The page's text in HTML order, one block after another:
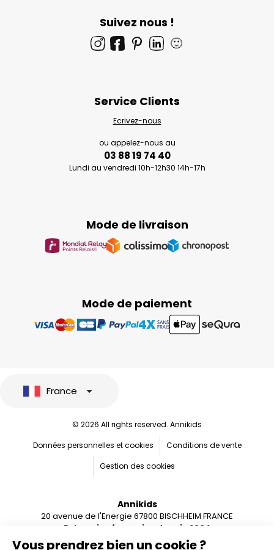
Suivez nous !
🙂
Mode de paiement
Mode de livraison
Service Clients
Ecrivez-nous
ou appelez-nous au
03 88 19 74 40
Lundi au vendredi 10h-12h30 14h-17h
Vous prendrez bien un cookie ?
France
© 2026 All rights reserved. Annikids
Données personnelles et cookies
Conditions de vente
Gestion des cookies
Annikids
20 avenue de l'Energie 67800 BISCHHEIM FRANCE
Entreprise française depuis 2004